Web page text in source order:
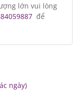
lớn vui lòng
để
ngày)